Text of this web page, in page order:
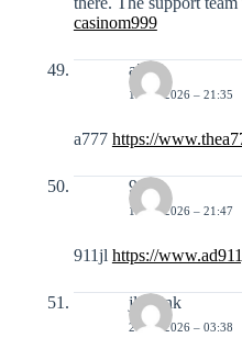
casinom999
a777
19-01-2026 – 21:35
a777 https://
911jl
19-01-2026 – 21:47
911jl https://
jljl1link
20-01-2026 – 03:38